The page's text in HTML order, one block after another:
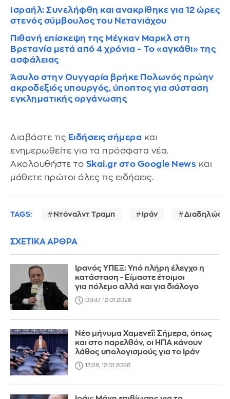
Ισραήλ: Συνελήφθη και ανακρίθηκε για 12 ώρες
στενός σύμβουλος του Νετανιάχου
Πιθανή επίσκεψη της Μέγκαν Μαρκλ στη
Βρετανία μετά από 4 χρόνια – Το «αγκάθι» της
ασφάλειας
Άσυλο στην Ουγγαρία βρήκε Πολωνός πρώην
ακροδεξιός υπουργός, ύποπτος για σύσταση
εγκληματικής οργάνωσης
Διαβάστε τις Ειδήσεις σήμερα και
ενημερωθείτε για τα πρόσφατα νέα.
Ακολουθήστε το Skai.gr στο Google News και
μάθετε πρώτοι όλες τις ειδήσεις.
TAGS: Ντόναλντ Τραμπ Ιράν
ΣΧΕΤΙΚΑ ΑΡΘΡΑ
Ιρανός ΥΠΕΞ: Υπό πλήρη έλεγχο η
κατάσταση - Είμαστε έτοιμοι
για πόλεμο αλλά και για διάλογο
09:47, 12.01.2026
Νέο μήνυμα Χαμενεΐ: Σήμερα, όπως
και στο παρελθόν, οι ΗΠΑ κάνουν
λάθος υπολογισμούς για το Ιράν
13:28, 12.01.2026